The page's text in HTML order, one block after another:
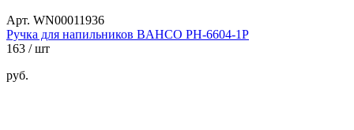
Арт. WN00011936
Ручка для напильников BAHCO PH-6604-1P
163 / шт
руб.